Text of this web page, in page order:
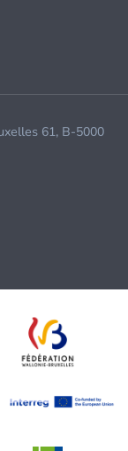
61, B-5000